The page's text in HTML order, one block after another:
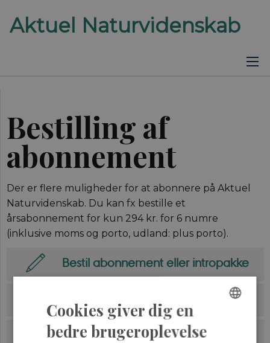
Bestilling af
abonnement
Der er flere muligheder for at abonnere på Aktuel
Naturvidenskab. Du kan fx bestille et
årsabonnement for kun 294 kr. for 6 numre
(inklusive moms og porto, udland: plus porto).
Bestil abonnement eller intropakke
Bestil en gymnasiepakke (tilbud)
Bestil medarbejderabonnement på
Cookies giver dig en
bedre brugeroplevelse